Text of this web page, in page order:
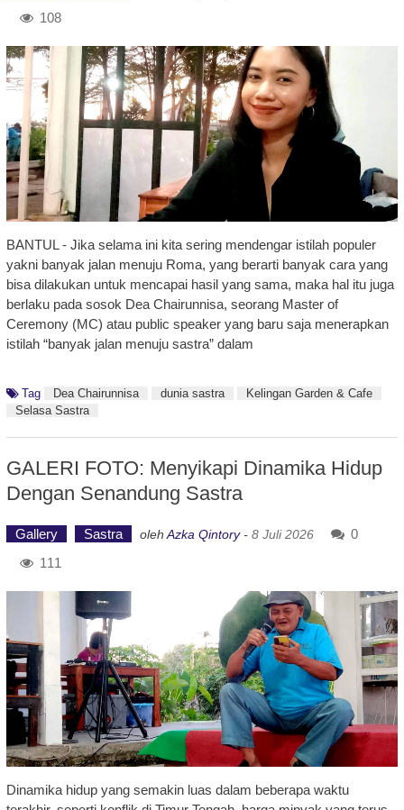
108
BANTUL - Jika selama ini kita sering mendengar istilah populer
yakni banyak jalan menuju Roma, yang berarti banyak cara yang
bisa dilakukan untuk mencapai hasil yang sama, maka hal itu juga
berlaku pada sosok Dea Chairunnisa, seorang Master of
Ceremony (MC) atau public speaker yang baru saja menerapkan
istilah “banyak jalan menuju sastra” dalam
Tag Dea Chairunnisa dunia sastra
Kelingan Garden & Cafe
Selasa Sastra
GALERI FOTO: Menyikapi Dinamika Hidup
Dengan Senandung Sastra
Gallery Sastra oleh Azka Qintory- 8 Juli 2026
0
111
Dinamika hidup yang semakin luas dalam beberapa waktu